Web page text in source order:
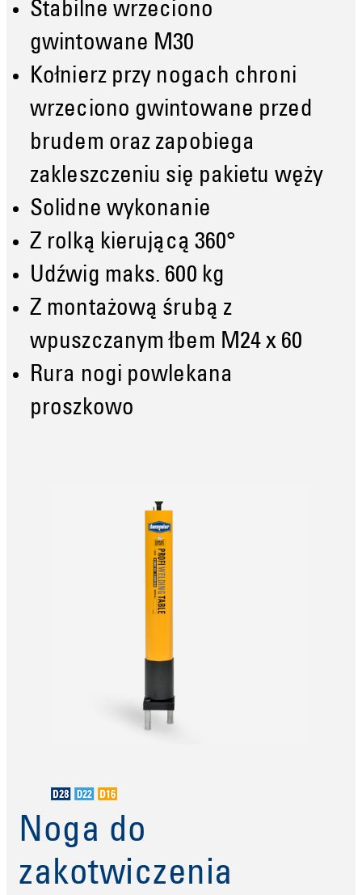
Stabilne wrzeciono
gwintowane M30
Kołnierz przy nogach chroni
wrzeciono gwintowane przed
brudem oraz zapobiega
zakleszczeniu się pakietu węży
Solidne wykonanie
Z rolką kierującą 360°
Udźwig maks. 600 kg
Z montażową śrubą z
wpuszczanym łbem M24 x 60
Rura nogi powlekana
proszkowo
Noga do
zakotwiczenia